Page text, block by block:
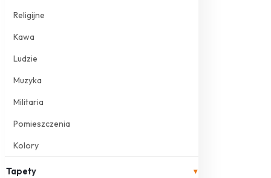
Religijne
Kawa
Ludzie
Muzyka
Militaria
Pomieszczenia
Kolory
Tapety ▾